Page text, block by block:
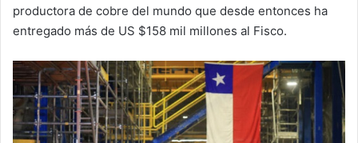
productora de cobre del mundo que desde entonces ha
entregado más de US $158 mil millones al Fisco.